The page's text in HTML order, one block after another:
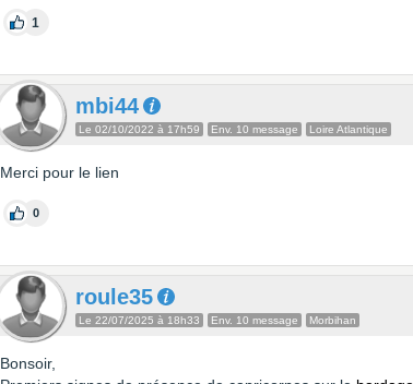
1
mbi44
Le 02/10/2022 à 17h59 Env. 10 message Loire Atlantique
Merci pour le lien
0
roule35
Le 22/07/2025 à 18h33 Env. 10 message Morbihan
Bonsoir,